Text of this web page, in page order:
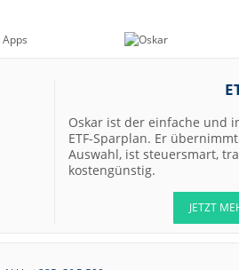
Oskar ist der einfache und
ETF-Sparplan. Er
Auswahl, ist steuersmart,
kostengünstig.
JETZT